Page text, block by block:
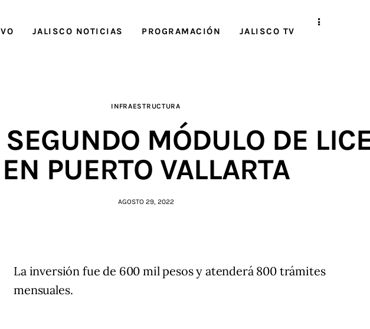
JALISCO NOTICIAS PROGRAMACIÓN JALISCO TV
INFRAESTRUCTURA
MÓDULO DE
EN PUERTO VALLARTA
AGOSTO 29, 2022
La inversión fue de 600 mil pesos y atenderá 800 trámites
mensuales.